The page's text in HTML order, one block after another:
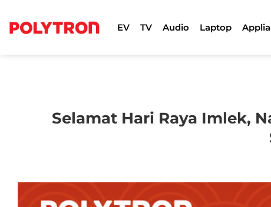
content
EV TV Audio Laptop
Selamat Hari Raya Imlek,